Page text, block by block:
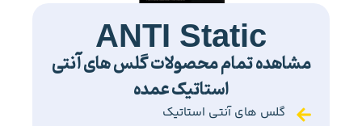
ANTI Static
مشاهده تمام محصولات گلس های آنتی
استاتیک عمده
گلس های آنتی استاتیک